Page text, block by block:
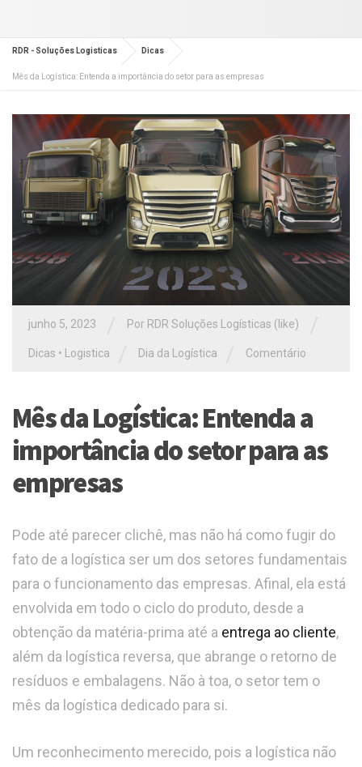
RDR - Soluções Logisticas Dicas
Mês da Logística: Entenda a importância do setor para as empresas
junho 5, 2023 Por RDR Soluções Logísticas (like)
Dicas • Logistica Dia da Logística Comentário
Mês da Logística: Entenda a
importância do setor para as
empresas
Pode até parecer clichê, mas não há como fugir do
fato de a logística ser um dos setores fundamentais
para o funcionamento das empresas. Afinal, ela está
envolvida em todo o ciclo do produto, desde a
obtenção da matéria-prima até a entrega ao cliente,
além da logística reversa, que abrange o retorno de
resíduos e embalagens. Não à toa, o setor tem o
mês da logística dedicado para si.
Um reconhecimento merecido, pois a logística não